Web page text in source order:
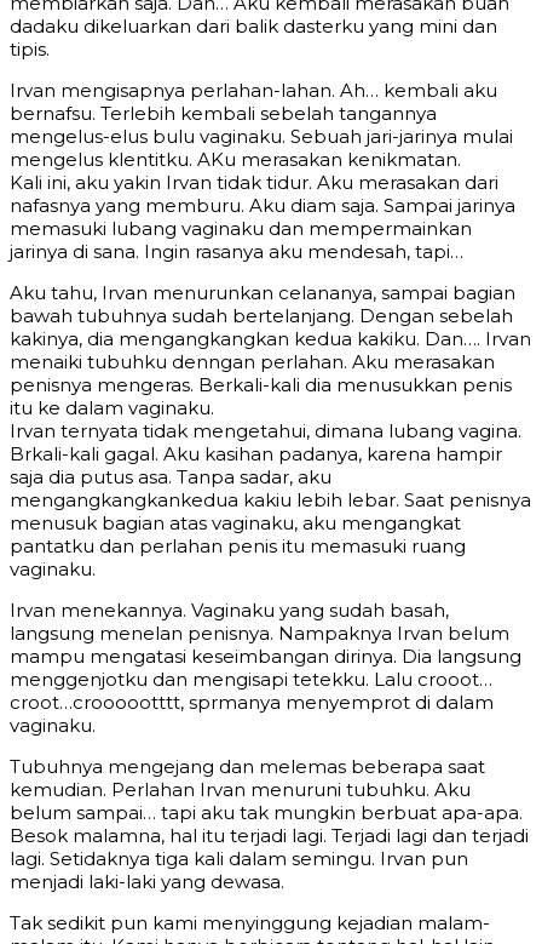
dadaku dikeluarkan dari balik dasterku yang mini dan
tipis.
Irvan mengisapnya perlahan-lahan. Ah… kembali aku
bernafsu. Terlebih kembali sebelah tangannya
mengelus-elus bulu vaginaku. Sebuah jari-jarinya mulai
mengelus klentitku. AKu merasakan kenikmatan.
Kali ini, aku yakin Irvan tidak tidur. Aku merasakan dari
nafasnya yang memburu. Aku diam saja. Sampai jarinya
memasuki lubang vaginaku dan mempermainkan
jarinya di sana. Ingin rasanya aku mendesah, tapi…
Aku tahu, Irvan menurunkan celananya, sampai bagian
bawah tubuhnya sudah bertelanjang. Dengan sebelah
kakinya, dia mengangkangkan kedua kakiku. Dan…. Irvan
menaiki tubuhku denngan perlahan. Aku merasakan
penisnya mengeras. Berkali-kali dia menusukkan penis
itu ke dalam vaginaku.
Irvan ternyata tidak mengetahui, dimana lubang vagina.
Brkali-kali gagal. Aku kasihan padanya, karena hampir
saja dia putus asa. Tanpa sadar, aku
mengangkangkankedua kakiu lebih lebar. Saat penisnya
menusuk bagian atas vaginaku, aku mengangkat
pantatku dan perlahan penis itu memasuki ruang
vaginaku.
Irvan menekannya. Vaginaku yang sudah basah,
langsung menelan penisnya. Nampaknya Irvan belum
mampu mengatasi keseimbangan dirinya. Dia langsung
menggenjotku dan mengisapi tetekku. Lalu crooot…
croot…croooootttt, sprmanya menyemprot di dalam
vaginaku.
Tubuhnya mengejang dan melemas beberapa saat
kemudian. Perlahan Irvan menuruni tubuhku. Aku
belum sampai… tapi aku tak mungkin berbuat apa-apa.
Besok malamna, hal itu terjadi lagi. Terjadi lagi dan terjadi
lagi. Setidaknya tiga kali dalam semingu. Irvan pun
menjadi laki-laki yang dewasa.
Tak sedikit pun kami menyinggung kejadian malam-